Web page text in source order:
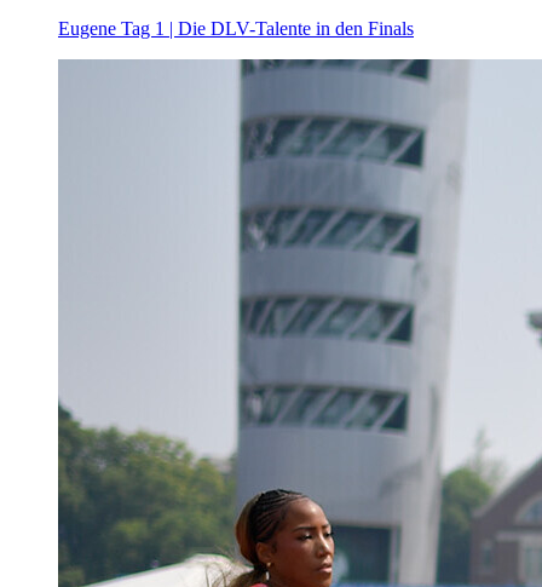
Eugene Tag 1 | Die DLV-Talente in den Finals